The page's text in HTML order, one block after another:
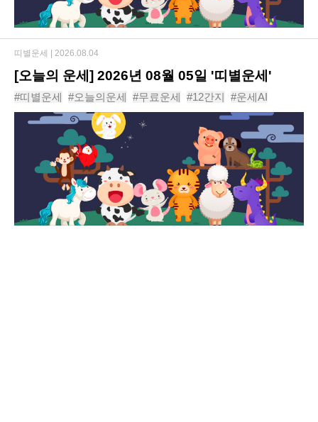
[오늘의 운세] 2026년 08월 05일 '띠별운세'
#띠별운세 #오늘의운세 #무료운세 #12간지 #운세AI
#동물운세 #운세 #신년운세 #사주 #년도운세
띠별운세 | 2026.08.04